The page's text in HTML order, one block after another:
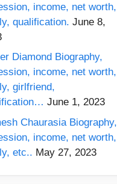
income, net worth,
qualification. June 8,
Diamond Biography,
income, net worth,
girlfriend,
June 1, 2023
Chaurasia Biography,
income, net worth,
etc.. May 27, 2023